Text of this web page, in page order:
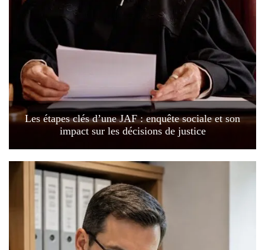
Les étapes clés d’une JAF : enquête sociale et son
impact sur les décisions de justice